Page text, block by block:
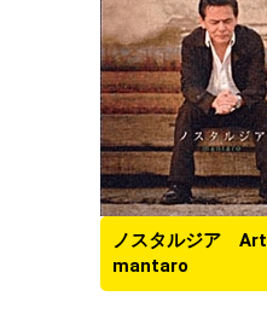
ノスタルジア
mantaro